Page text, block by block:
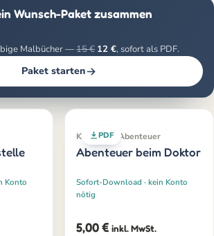
Wunsch-Paket zusammen
Malbücher —15 € 12 €, sofort als PDF.
Paket starten
Konto
PDF
Klassiker · Abenteuer
Abenteuer beim Doktor
Sofort-Download · kein Konto
nötig
5,00€ inkl. MwSt.